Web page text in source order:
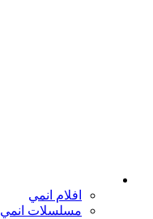
افلام انمي
مسلسلات انمي